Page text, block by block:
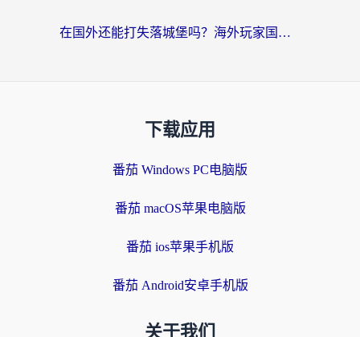
在国外还能打失落城堡吗？海外玩家国服游戏加速终极指南（附北美玩online加速器下载技巧）
下载应用
番茄 Windows PC电脑版
番茄 macOS苹果电脑版
番茄 ios苹果手机版
番茄 Android安卓手机版
关于我们